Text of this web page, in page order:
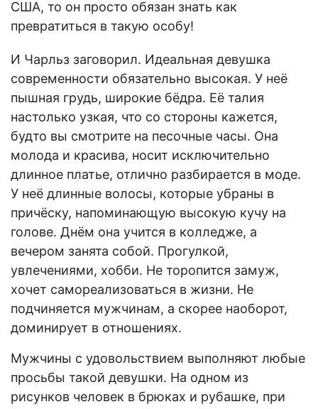
США, то он просто обязан знать как
превратиться в такую особу!
И Чарльз заговорил. Идеальная девушка
современности обязательно высокая. У неё
пышная грудь, широкие бёдра. Её талия
настолько узкая, что со стороны кажется,
будто вы смотрите на песочные часы. Она
молода и красива, носит исключительно
длинное платье, отлично разбирается в моде.
У неё длинные волосы, которые убраны в
причёску, напоминающую высокую кучу на
голове. Днём она учится в колледже, а
вечером занята собой. Прогулкой,
увлечениями, хобби. Не торопится замуж,
хочет самореализоваться в жизни. Не
подчиняется мужчинам, а скорее наоборот,
доминирует в отношениях.
Мужчины с удовольствием выполняют любые
просьбы такой девушки. На одном из
рисунков человек в брюках и рубашке, при